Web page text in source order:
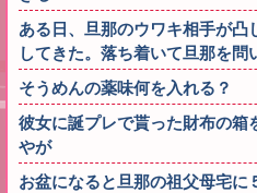
ある日、旦那のウワキ相手が凸
してきた。落ち着いて旦那を問
そうめんの薬味何を入れる？
彼女に誕プレで貰った財布の箱
やが
お盆になると旦那の祖父母宅に